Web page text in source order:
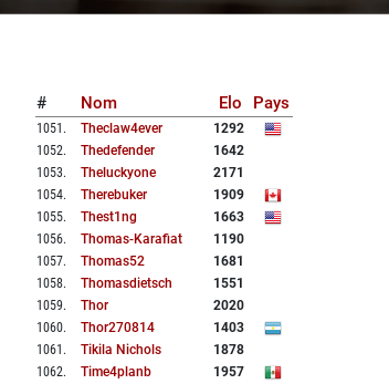
# Nom Elo Pays
1051 . Theclaw4ever
1292
1052. Thedefender
1642
1053. Theluckyone
2171
1054. Therebuker
1909
1055. Thest1ng
1663
1056. Thomas-Karafiat
1190
1057. Thomas52
1681
1058. Thomasdietsch
1551
1059. Thor
2020
1060. Thor270814
1403
1061 . Tikila Nichols
1878
1062. Time4planb
1957